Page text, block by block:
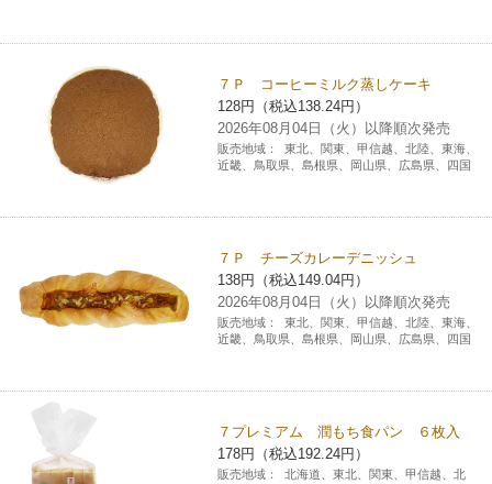
スポーツ振興くじ
行政サービス
保険
学び・教育
レジでApple Accountにチャージ
オンラインフォトサービス
コインランドリー（店舗限定）
宅配ロッカー（店舗限定）
自転車シェアリング（店舗限定）
モバイルWi-Fiバッテリーシェアリング（店舗限定）
セブン‐イレブンの海外事業
データで見るセブン‐イレブン
セブン‐イレブンの「商品力」
セブン-イレブンの横顔
サステナビリティレポート
報告書ライブラリー
简体中文(服务)
한국어(서비스)
ภาษาไทย(บริการ)
７Ｐ コーヒーミルク蒸しケーキ
128円（税込138.24円）
2026年08月04日（火）以降順次発売
販売地域：
東北、関東、甲信越、北陸、東海、
近畿、鳥取県、島根県、岡山県、広島県、四国
７Ｐ チーズカレーデニッシュ
138円（税込149.04円）
2026年08月04日（火）以降順次発売
販売地域：
東北、関東、甲信越、北陸、東海、
近畿、鳥取県、島根県、岡山県、広島県、四国
７プレミアム 潤もち食パン ６枚入
178円（税込192.24円）
販売地域：
北海道、東北、関東、甲信越、北